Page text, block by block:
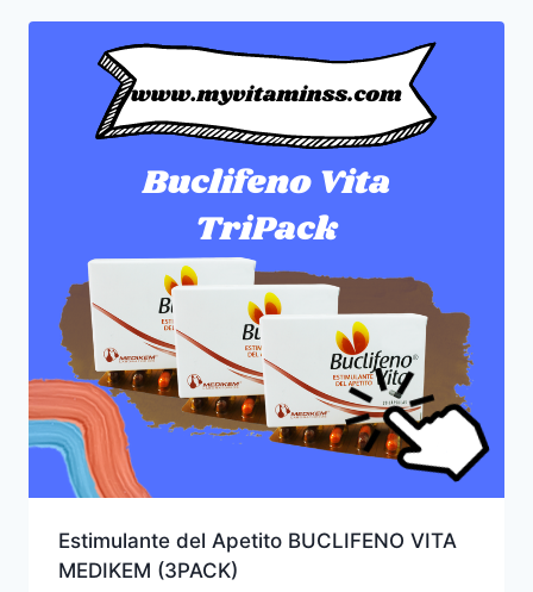
Estimulante del Apetito BUCLIFENO VITA
MEDIKEM (3PACK)